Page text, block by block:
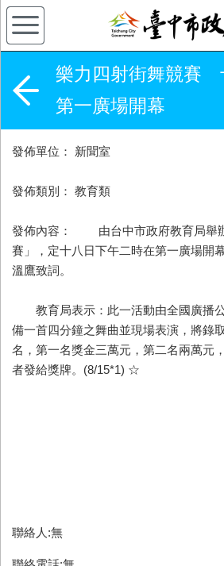
樂力四射街舞競賽
第一廣場開幕
發佈單位： 新聞室
發佈類別： 教育類
發佈內容： 由台中市政府教育局舉
賽」，定十八日下午二時在第一廣場開
溫鷹致詞。
教育局表示：此一活動由全國廣播公
備一首四分鐘之舞曲並現場表演，將錄
名，第一名獎金三萬元，第二名兩萬元
者發給獎牌。(8/15*1) ☆
聯絡人:無